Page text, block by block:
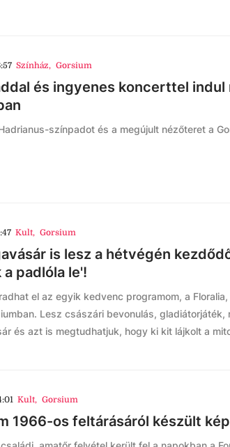
Színház, Gorsium
és ingyenes koncerttel indul
színpadot és a megújult nézőteret a
Kult, Gorsium
is lesz a hétvégén
padlóla le'!
el az egyik kedvenc programom, a
Lesz császári bevonulás, gladiátorjáték,
és azt is megtudhatjuk, hogy ki kit lájkolt a
Kult, Gorsium
1966-os feltárásáról készült